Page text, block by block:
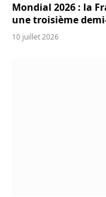
Mondial 2026 : la
une troisième
10 juillet 2026